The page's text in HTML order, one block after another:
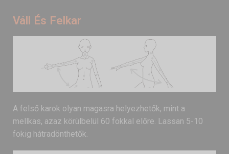
Váll És Felkar
A felső karok olyan magasra helyezhetők, mint a
mellkas, azaz körülbelül 60 fokkal előre. Lassan 5-10
fokig hátradönthetők.